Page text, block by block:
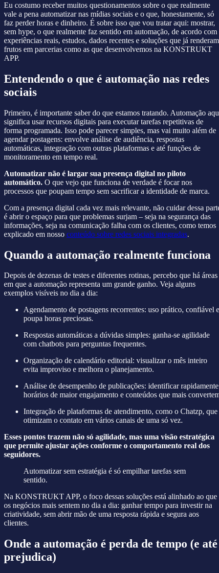
Eu costumo receber muitos questionamentos sobre o que realmente
vale a pena automatizar nas mídias sociais e o que, honestamente, só
faz perder horas e dinheiro. É sobre isso que vou tratar aqui: mostrar,
sem hype, o que realmente faz sentido em automação, de acordo com
experiências reais, estudos, dados recentes e soluções que já renderam
frutos em parcerias como as que desenvolvemos na KONSTRUKT
APP.
Entendendo o que é automação nas redes
sociais
Primeiro, é importante saber do que estamos tratando. Automação
significa usar recursos digitais para executar tarefas repetitivas de
forma programada. Isso pode parecer simples, mas vai muito além de
agendar postagens: envolve análise de audiência, respostas
automáticas, integração com outras plataformas e até funções de
monitoramento em tempo real.
Automatizar não é largar sua presença digital no piloto
automático. O que vejo que funciona de verdade é focar nos
processos que poupam tempo sem sacrificar a identidade de marca.
Com a presença digital cada vez mais relevante, não cuidar dessa
é abrir o espaço para que problemas surjam – seja na segurança das
informações, seja na comunicação falha com os clientes, como temos
explicado em nosso conteúdo sobre redes sociais integradas.
Quando a automação realmente funciona
Depois de dezenas de testes e diferentes rotinas, percebo que há áreas
em que a automação representa um grande ganho. Veja alguns
exemplos visíveis no dia a dia:
Agendamento de postagens recorrentes: uso prático, confiável e
poupa horas preciosas.
Respostas automáticas a dúvidas simples: ganha-se agilidade
com chatbots para perguntas frequentes.
Organização de calendário editorial: visualizar o mês inteiro
evita improviso e melhora o planejamento.
Análise de desempenho de publicações: identificar rapidamente
horários de maior engajamento e conteúdos que mais
Integração de plataformas de atendimento, como o Chatzp, que
otimizam o contato em vários canais de uma só vez.
Esses pontos trazem não só agilidade, mas uma visão estratégica
que permite ajustar ações conforme o comportamento real dos
seguidores.
Automatizar sem estratégia é só empilhar tarefas sem
sentido.
Na KONSTRUKT APP, o foco dessas soluções está alinhado ao que
os negócios mais sentem no dia a dia: ganhar tempo para investir na
criatividade, sem abrir mão de uma resposta rápida e segura aos
clientes.
Onde a automação é perda de tempo (e até
prejudica)